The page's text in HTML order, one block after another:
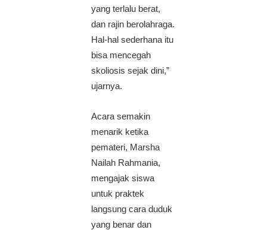
yang terlalu berat,
dan rajin berolahraga.
Hal-hal sederhana itu
bisa mencegah
skoliosis sejak dini,”
ujarnya.
Acara semakin
menarik ketika
pemateri, Marsha
Nailah Rahmania,
mengajak siswa
untuk praktek
langsung cara duduk
yang benar dan